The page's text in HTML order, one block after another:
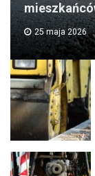
25 maja 2026